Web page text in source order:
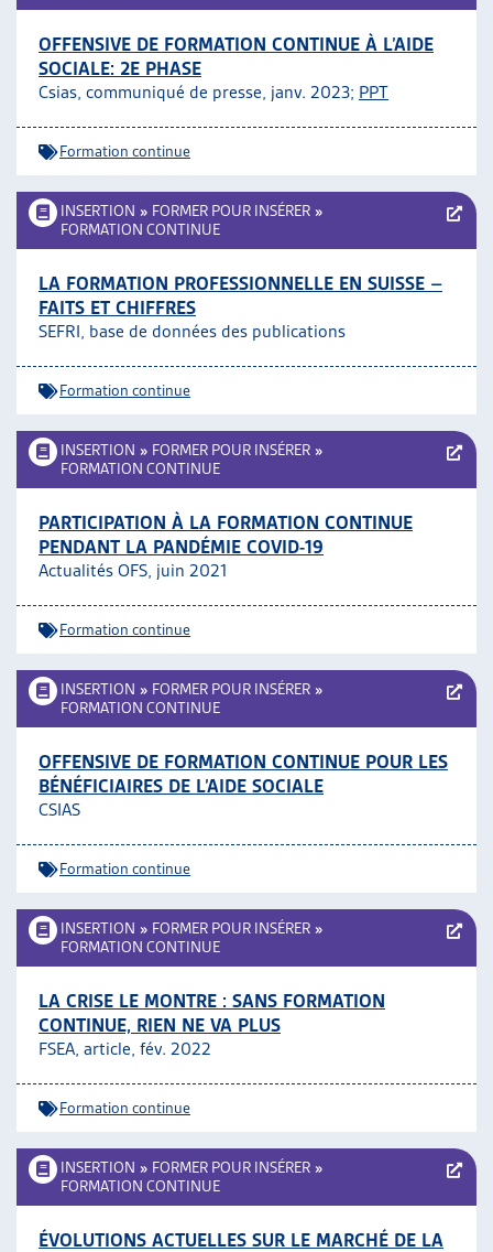
OFFENSIVE DE FORMATION CONTINUE À L’AIDE
SOCIALE: 2E PHASE
Csias, communiqué de presse, janv. 2023; PPT
Formation continue
INSERTION » FORMER POUR INSÉRER »
FORMATION CONTINUE
LA FORMATION PROFESSIONNELLE EN SUISSE –
FAITS ET CHIFFRES
SEFRI, base de données des publications
Formation continue
INSERTION » FORMER POUR INSÉRER »
FORMATION CONTINUE
PARTICIPATION À LA FORMATION CONTINUE
PENDANT LA PANDÉMIE COVID-19
Actualités OFS, juin 2021
Formation continue
INSERTION » FORMER POUR INSÉRER »
FORMATION CONTINUE
OFFENSIVE DE FORMATION CONTINUE POUR LES
BÉNÉFICIAIRES DE L’AIDE SOCIALE
CSIAS
Formation continue
INSERTION » FORMER POUR INSÉRER »
FORMATION CONTINUE
LA CRISE LE MONTRE : SANS FORMATION
CONTINUE, RIEN NE VA PLUS
FSEA, article, fév. 2022
Formation continue
INSERTION » FORMER POUR INSÉRER »
FORMATION CONTINUE
ÉVOLUTIONS ACTUELLES SUR LE MARCHÉ DE LA